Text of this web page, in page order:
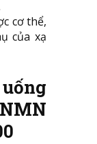
cơ thể,
của xạ